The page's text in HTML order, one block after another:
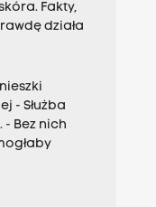
Fakty,
działa
- Służba
- Bez nich